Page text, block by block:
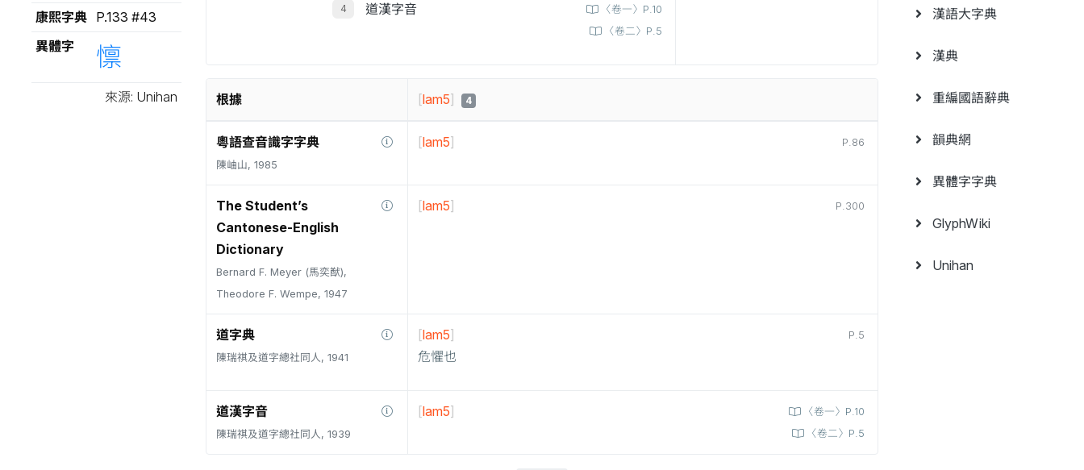
康熙字典
P.133 #43
異體字
懔
來源: Unihan
道漢字音
〈卷一〉P.10
〈卷二〉P.5
根據 [lam5] 4
粵語查音識字字典
陳岫山, 1985
P.86
[lam5]
The Student’s
Cantonese-English
Dictionary
Bernard F. Meyer (馬奕猷),
Theodore F. Wempe, 1947
P.300
[lam5]
道字典
陳瑞祺及道字總社同人, 1941
P.5
[lam5]
危懼也
道漢字音
陳瑞祺及道字總社同人, 1939
〈卷一〉P.10
〈卷二〉P.5
[lam5]
漢語大字典
漢典
重編國語辭典
韻典網
異體字字典
GlyphWiki
Unihan